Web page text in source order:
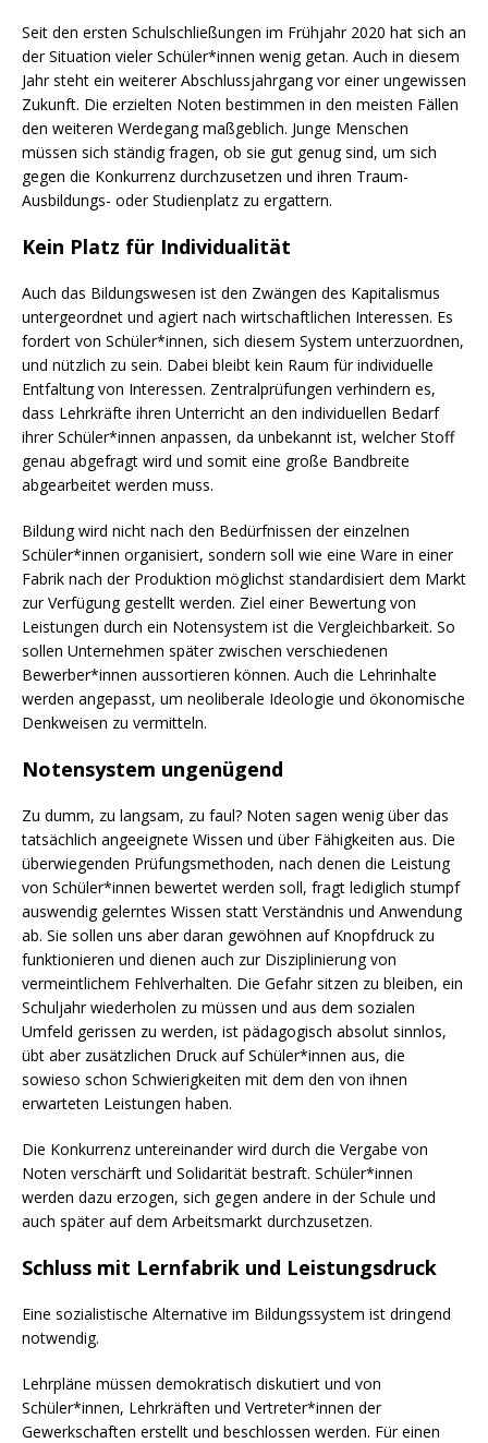
Seit den ersten Schulschließungen im Frühjahr 2020 hat sich an
der Situation vieler Schüler*innen wenig getan. Auch in diesem
Jahr steht ein weiterer Abschlussjahrgang vor einer ungewissen
Zukunft. Die erzielten Noten bestimmen in den meisten Fällen
den weiteren Werdegang maßgeblich. Junge Menschen
müssen sich ständig fragen, ob sie gut genug sind, um sich
gegen die Konkurrenz durchzusetzen und ihren Traum-
Ausbildungs- oder Studienplatz zu ergattern.
Kein Platz für Individualität
Auch das Bildungswesen ist den Zwängen des Kapitalismus
untergeordnet und agiert nach wirtschaftlichen Interessen. Es
fordert von Schüler*innen, sich diesem System unterzuordnen,
und nützlich zu sein. Dabei bleibt kein Raum für individuelle
Entfaltung von Interessen. Zentralprüfungen verhindern es,
dass Lehrkräfte ihren Unterricht an den individuellen Bedarf
ihrer Schüler*innen anpassen, da unbekannt ist, welcher Stoff
genau abgefragt wird und somit eine große Bandbreite
abgearbeitet werden muss.
Bildung wird nicht nach den Bedürfnissen der einzelnen
Schüler*innen organisiert, sondern soll wie eine Ware in einer
Fabrik nach der Produktion möglichst standardisiert dem Markt
zur Verfügung gestellt werden. Ziel einer Bewertung von
Leistungen durch ein Notensystem ist die Vergleichbarkeit. So
sollen Unternehmen später zwischen verschiedenen
Bewerber*innen aussortieren können. Auch die Lehrinhalte
werden angepasst, um neoliberale Ideologie und ökonomische
Denkweisen zu vermitteln.
Notensystem ungenügend
Zu dumm, zu langsam, zu faul? Noten sagen wenig über das
tatsächlich angeeignete Wissen und über Fähigkeiten aus. Die
überwiegenden Prüfungsmethoden, nach denen die Leistung
von Schüler*innen bewertet werden soll, fragt lediglich stumpf
auswendig gelerntes Wissen statt Verständnis und Anwendung
ab. Sie sollen uns aber daran gewöhnen auf Knopfdruck zu
funktionieren und dienen auch zur Disziplinierung von
vermeintlichem Fehlverhalten. Die Gefahr sitzen zu bleiben, ein
Schuljahr wiederholen zu müssen und aus dem sozialen
Umfeld gerissen zu werden, ist pädagogisch absolut sinnlos,
übt aber zusätzlichen Druck auf Schüler*innen aus, die
sowieso schon Schwierigkeiten mit dem den von ihnen
erwarteten Leistungen haben.
Die Konkurrenz untereinander wird durch die Vergabe von
Noten verschärft und Solidarität bestraft. Schüler*innen
werden dazu erzogen, sich gegen andere in der Schule und
auch später auf dem Arbeitsmarkt durchzusetzen.
Schluss mit Lernfabrik und Leistungsdruck
Eine sozialistische Alternative im Bildungssystem ist dringend
notwendig.
Lehrpläne müssen demokratisch diskutiert und von
Schüler*innen, Lehrkräften und Vertreter*innen der
Gewerkschaften erstellt und beschlossen werden. Für einen